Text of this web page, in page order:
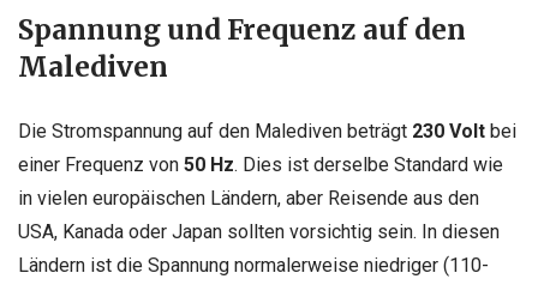
Spannung und Frequenz auf den
Malediven
Die Stromspannung auf den Malediven beträgt 230 Volt bei
einer Frequenz von 50 Hz. Dies ist derselbe Standard wie
in vielen europäischen Ländern, aber Reisende aus den
USA, Kanada oder Japan sollten vorsichtig sein. In diesen
Ländern ist die Spannung normalerweise niedriger (110-